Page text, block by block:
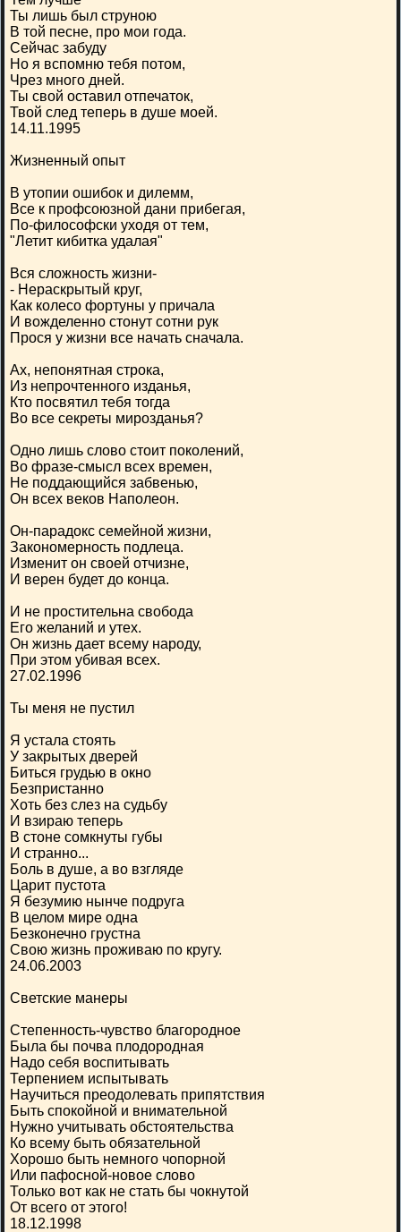
Ты лишь был струною
В той песне, про мои года.
Сейчас забуду
Но я вспомню тебя потом,
Чрез много дней.
Ты свой оставил отпечаток,
Твой след теперь в душе моей.
14.11.1995
Жизненный опыт
В утопии ошибок и дилемм,
Все к профсоюзной дани прибегая,
По-философски уходя от тем,
"Летит кибитка удалая"
Вся сложность жизни-
- Нераскрытый круг,
Как колесо фортуны у причала
И вожделенно стонут сотни рук
Прося у жизни все начать сначала.
Ах, непонятная строка,
Из непрочтенного изданья,
Кто посвятил тебя тогда
Во все секреты мирозданья?
Одно лишь слово стоит поколений,
Во фразе-смысл всех времен,
Не поддающийся забвенью,
Он всех веков Наполеон.
Он-парадокс семейной жизни,
Закономерность подлеца.
Изменит он своей отчизне,
И верен будет до конца.
И не простительна свобода
Его желаний и утех.
Он жизнь дает всему народу,
При этом убивая всех.
27.02.1996
Ты меня не пустил
Я устала стоять
У закрытых дверей
Биться грудью в окно
Безпристанно
Хоть без слез на судьбу
И взираю теперь
В стоне сомкнуты губы
И странно...
Боль в душе, а во взгляде
Царит пустота
Я безумию нынче подруга
В целом мире одна
Безконечно грустна
Свою жизнь проживаю по кругу.
24.06.2003
Светские манеры
Степенность-чувство благородное
Была бы почва плодородная
Надо себя воспитывать
Терпением испытывать
Научиться преодолевать припятствия
Быть спокойной и внимательной
Нужно учитывать обстоятельства
Ко всему быть обязательной
Хорошо быть немного чопорной
Или пафосной-новое слово
Только вот как не стать бы чокнутой
От всего от этого!
18.12.1998